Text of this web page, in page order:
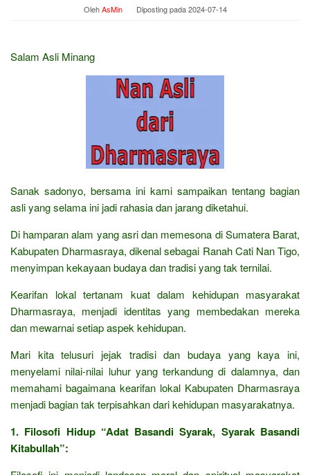
OlehAsMin Diposting pada2024-07-14
Salam Asli Minang
Sanak sadonyo, bersama ini kami sampaikan tentang bagian
asli yang selama ini jadi rahasia dan jarang diketahui.
Di hamparan alam yang asri dan memesona di Sumatera Barat,
Kabupaten Dharmasraya, dikenal sebagai Ranah Cati Nan Tigo,
menyimpan kekayaan budaya dan tradisi yang tak ternilai.
Kearifan lokal tertanam kuat dalam kehidupan masyarakat
Dharmasraya, menjadi identitas yang membedakan mereka
dan mewarnai setiap aspek kehidupan.
Mari kita telusuri jejak tradisi dan budaya yang kaya ini,
menyelami nilai-nilai luhur yang terkandung di dalamnya, dan
memahami bagaimana kearifan lokal Kabupaten Dharmasraya
menjadi bagian tak terpisahkan dari kehidupan masyarakatnya.
1. Filosofi Hidup “Adat Basandi Syarak, Syarak Basandi
Kitabullah”: